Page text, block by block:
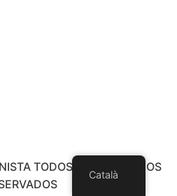
TODOS LOS DERECHOS
Català